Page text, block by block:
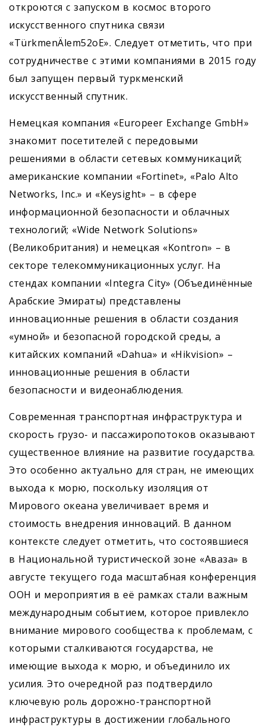
откроются с запуском в космос второго
искусственного спутника связи
«TürkmenÄlem52оE». Следует отметить, что при
сотрудничестве с этими компаниями в 2015 году
был запущен первый туркменский
искусственный спутник.
Немецкая компания «Europeer Exchange GmbH»
знакомит посетителей с передовыми
решениями в области сетевых коммуникаций;
американские компании «Fortinet», «Palo Alto
Networks, Inc.» и «Keysight» – в сфере
информационной безопасности и облачных
технологий; «Wide Network Solutions»
(Великобритания) и немецкая «Kontron» – в
секторе телекоммуникационных услуг. На
стендах компании «Integra City» (Объединённые
Арабские Эмираты) представлены
инновационные решения в области создания
«умной» и безопасной городской среды, а
китайских компаний «Dahua» и «Hikvision» –
инновационные решения в области
безопасности и видеонаблюдения.
Современная транспортная инфраструктура и
скорость грузо- и пассажиропотоков оказывают
существенное влияние на развитие государства.
Это особенно актуально для стран, не имеющих
выхода к морю, поскольку изоляция от
Мирового океана увеличивает время и
стоимость внедрения инноваций. В данном
контексте следует отметить, что состоявшиеся
в Национальной туристической зоне «Аваза» в
августе текущего года масштабная конференция
ООН и мероприятия в её рамках стали важным
международным событием, которое привлекло
внимание мирового сообщества к проб­лемам, с
которыми сталкиваются государства, не
имеющие выхода к морю, и объединило их
усилия. Это очередной раз подтвердило
ключевую роль дорожно-транспортной
инфраструктуры в достижении глобального